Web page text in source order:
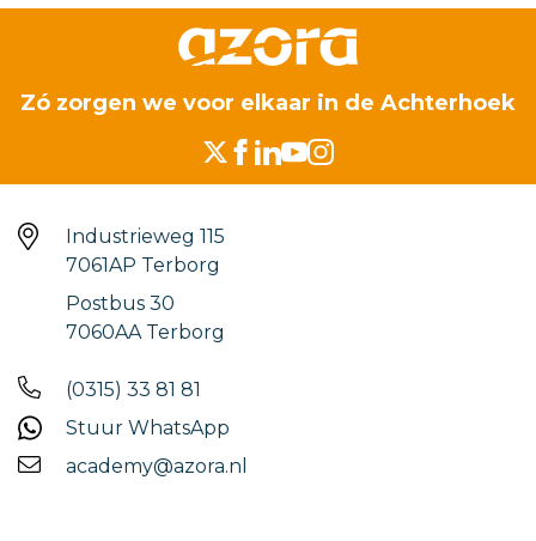
Zó zorgen we voor elkaar in de Achterhoek
Industrieweg 115
7061AP Terborg
Postbus 30
7060AA Terborg
(0315) 33 81 81
Stuur WhatsApp
academy@azora.nl